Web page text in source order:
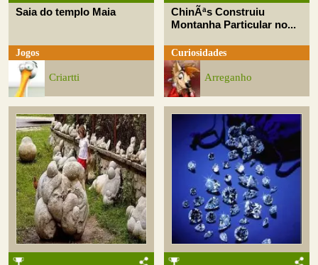
Saia do templo Maia
Jogos
Criartti
ChinÃªs Construiu
Montanha Particular no...
Curiosidades
Arreganho